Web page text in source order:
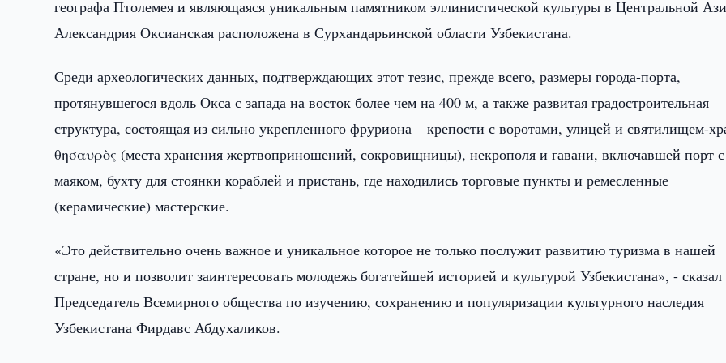
географа Птолемея и являющаяся уникальным памятником эллинистической культуры в Центральной
Александрия Оксианская расположена в Сурхандарьинской области Узбекистана.
Среди археологических данных, подтверждающих этот тезис, прежде всего, размеры города-порта,
протянувшегося вдоль Окса с запада на восток более чем на 400 м, а также развитая градостроительная
структура, состоящая из сильно укрепленного фруриона – крепости с воротами, улицей и святилищем-
θησαυρὸς (места хранения жертвоприношений, сокровищницы), некрополя и гавани, включавшей порт с
маяком, бухту для стоянки кораблей и пристань, где находились торговые пункты и ремесленные
(керамические) мастерские.
«Это действительно очень важное и уникальное которое не только послужит развитию туризма в нашей
стране, но и позволит заинтересовать молодежь богатейшей историей и культурой Узбекистана», - сказал
Председатель Всемирного общества по изучению, сохранению и популяризации культурного наследия
Узбекистана Фирдавс Абдухаликов.